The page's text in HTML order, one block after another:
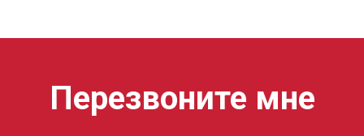
Перезвоните мне